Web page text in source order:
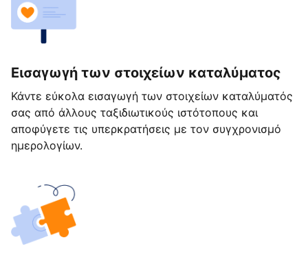
Εισαγωγή των στοιχείων καταλύματος
Κάντε εύκολα εισαγωγή των στοιχείων καταλύματός
σας από άλλους ταξιδιωτικούς ιστότοπους και
αποφύγετε τις υπερκρατήσεις με τον συγχρονισμό
ημερολογίων.